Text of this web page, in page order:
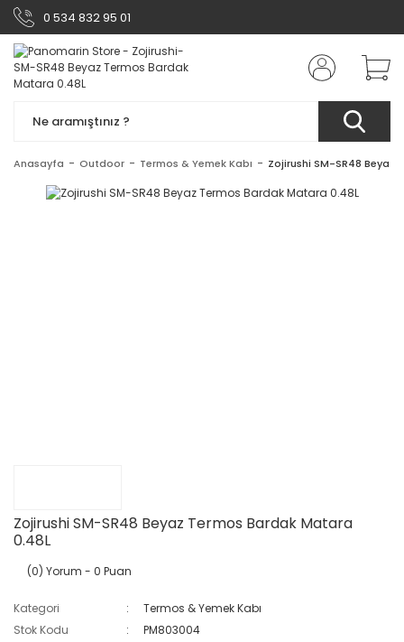
0 534 832 95 01
Anasayfa Outdoor Termos & Yemek Kabı Zojirushi SM-SR48 Beyaz
Zojirushi SM-SR48 Beyaz Termos Bardak Matara
0.48L
(0) Yorum - 0 Puan
Kategori
Termos & Yemek Kabı
Stok Kodu
PM803004